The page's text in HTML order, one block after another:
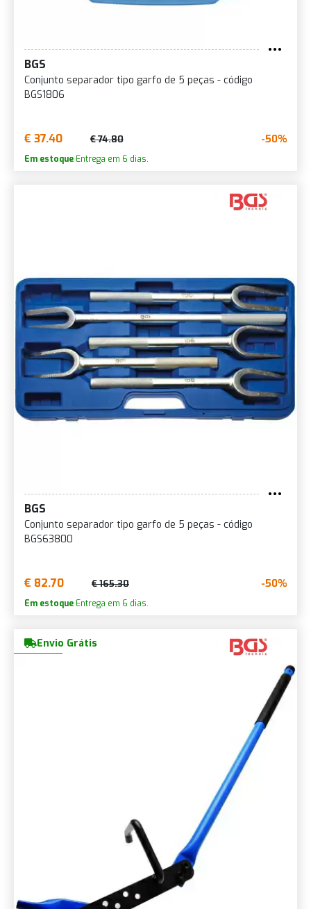
BGS
Conjunto separador tipo garfo de 5 peças - código
BGS1806
€ 37.40 € 74.80 -50%
Em estoque Entrega em 6 dias.
BGS
Conjunto separador tipo garfo de 5 peças - código
BGS63800
€ 82.70 € 165.30 -50%
Em estoque Entrega em 6 dias.
Envio Grátis